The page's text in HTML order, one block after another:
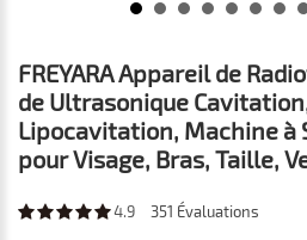
FREYARA Appareil de
de Ultrasonique
Lipocavitation, Machine à
pour Visage, Bras, Taille,
4.9 351 Évaluations